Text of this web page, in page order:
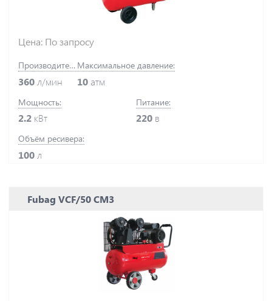
Цена: По запросу
Производительность:
360 л/мин
Максимальное давление:
10 атм
Мощность:
2.2 кВт
Питание:
220 в
Объём ресивера:
100 л
Fubag VCF/50 СM3